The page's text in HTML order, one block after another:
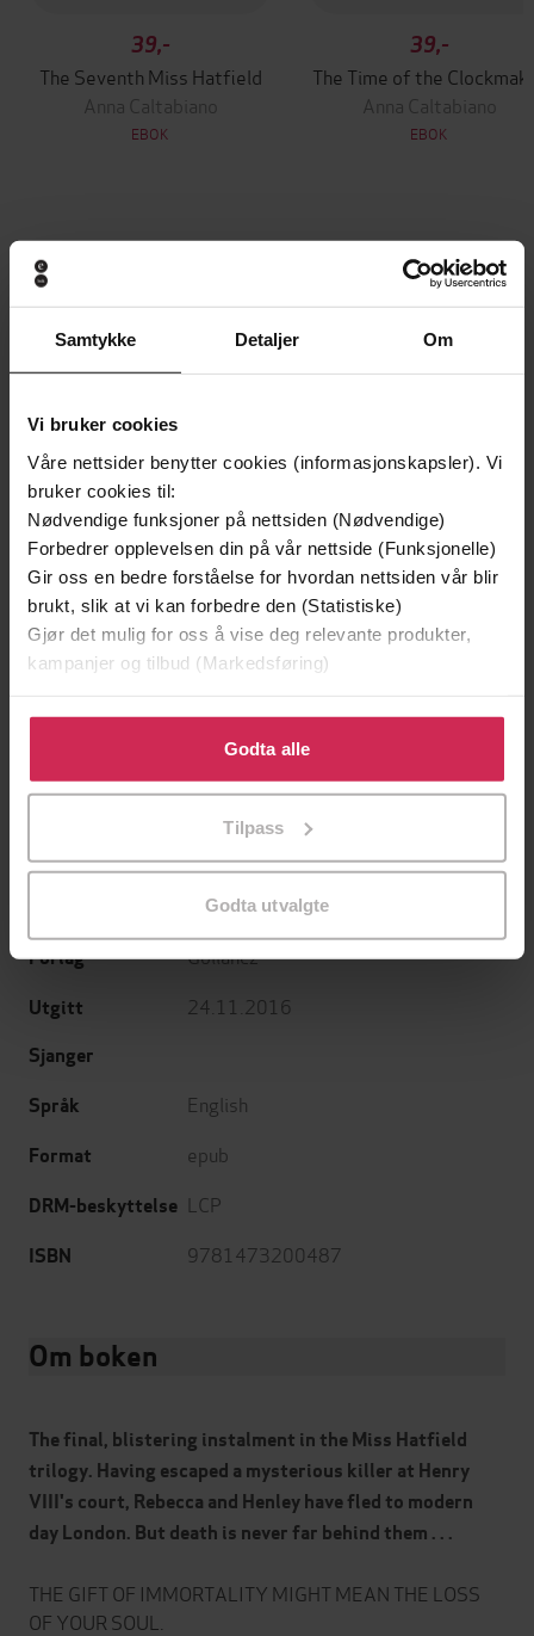
Samtykke Detaljer Om
Vi bruker cookies
Våre nettsider benytter cookies (informasjonskapsler). Vi
bruker cookies til:
Nødvendige funksjoner på nettsiden (Nødvendige)
Forbedrer opplevelsen din på vår nettside (Funksjonelle)
Gir oss en bedre forståelse for hvordan nettsiden vår blir
brukt, slik at vi kan forbedre den (Statistiske)
Gjør det mulig for oss å vise deg relevante produkter,
kampanjer og tilbud (Markedsføring)
Klikk på «Godta alle» for å gi oss ditt samtykke til å
bruke cookies for alle disse formålene. Du kan også
tilpasse ditt samtykke til spesifikke formål ved å klikke
Godta alle
Tilpass
Godta utvalgte
39,-
The Seventh Miss Hatfield
Anna Caltabiano
EBOK
39,-
The Time of the
Anna Caltabiano
EBOK
Andre har også kjøpt
Vinner av Rivertonprisen
Minnesota
EBOK
Første gang på tilbud
Utskudd
EBOK
Anna Caltabiano(forfatter)
Forlag Gollancz
Utgitt 24.11.2016
Sjanger
Språk
English
Format epub
DRM-beskyttelse LCP
ISBN 9781473200487
Om boken
The final, blistering instalment in the Miss Hatfield
trilogy. Having escaped a mysterious killer at Henry
VIII's court, Rebecca and Henley have fled to modern
day London. But death is never far behind them . . .
THE GIFT OF IMMORTALITY MIGHT MEAN THE LOSS
OF YOUR SOUL.